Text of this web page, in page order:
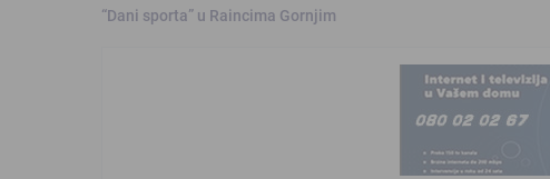
“Dani sporta” u Raincima Gornjim